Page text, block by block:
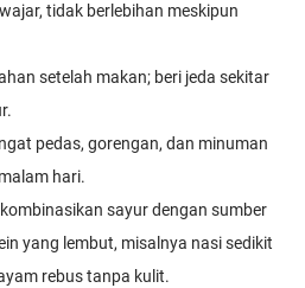
tidak berlebihan meskipun
setelah makan; beri jeda sekitar
pedas, gorengan, dan minuman
hari.
sayur dengan sumber
yang lembut, misalnya nasi sedikit
rebus tanpa kulit.